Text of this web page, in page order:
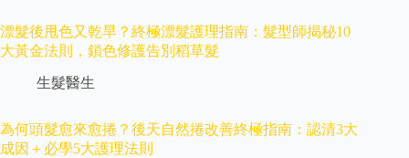
漂髮後甩色又乾旱？終極漂髮護理指南：髮型師揭秘10
大黃金法則，鎖色修護告別稻草髮
生髮醫生
為何頭髮愈來愈捲？後天自然捲改善終極指南：認清3大
成因＋必學5大護理法則